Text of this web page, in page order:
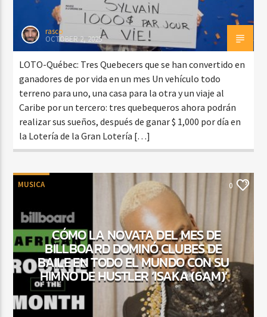
rasco
OCTOBER 2, 2025
LOTO-Québec: Tres Quebecers que se han convertido en
ganadores de por vida en un mes Un vehículo todo
terreno para uno, una casa para la otra y un viaje al
Caribe por un tercero: tres quebequeros ahora podrán
realizar sus sueños, después de ganar $ 1,000 por día en
la Lotería de la Gran Lotería […]
MUSICA 0
CÓMO LA NOVATA DEL MES DE
BILLBOARD DOMINÓ CLUBES DE
BAILE EN TODO EL MUNDO CON SU
HIMNO DE HUSTLER ‘ISAKA (6AM)’